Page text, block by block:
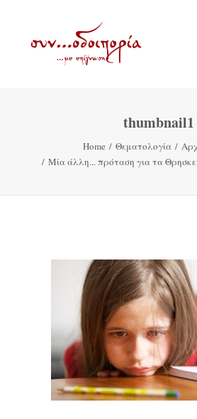
ΘΕΜΑΤΟΛΟΓΙΑ
ΠΑΛΑΙΑ ΣΥΝΟΔΟΙΠΟΡΙΑ
ΕΠΙΚΟΙΝΩΝΙΑ
SEARCH
thumbnail1
Home Θεματολογία
Μία άλλη... πρόταση για τα